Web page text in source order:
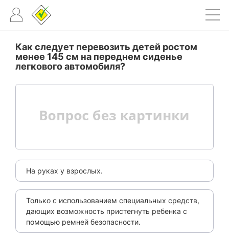
Как следует перевозить детей ростом
менее 145 см на переднем сиденье
легкового автомобиля?
На руках у взрослых.
Только с использованием специальных средств,
дающих возможность пристегнуть ребенка с
помощью ремней безопасности.